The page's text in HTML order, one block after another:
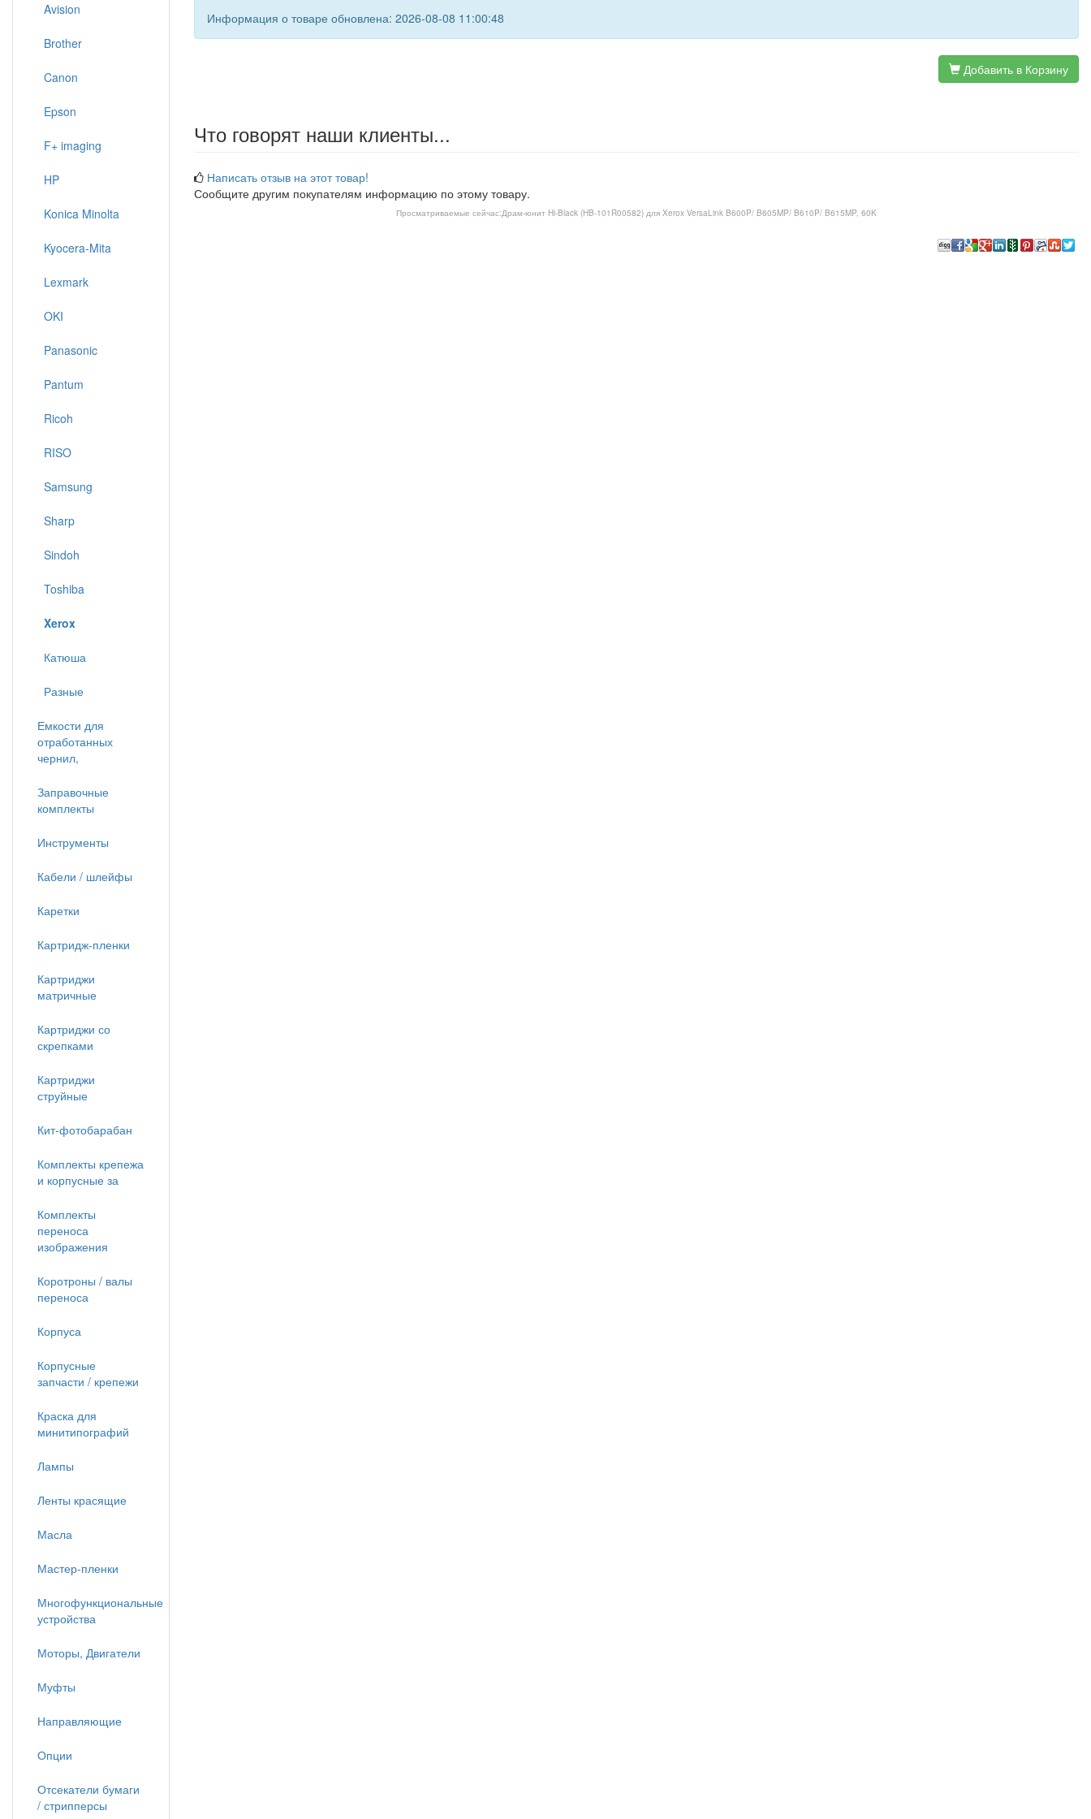
Информация о товаре обновлена: 2026-08-08 11:00:48
Добавить в Корзину
Что говорят наши клиенты...
Написать отзыв на этот товар!
Сообщите другим покупателям информацию по этому товару.
Просматриваемые сейчас:Драм-юнит Hi-Black (HB-101R00582) для Xerox VersaLink B600P/ B605MP/ B610P/ B615MP, 60K
Avision
Brother
Canon
Epson
F+ imaging
HP
Konica Minolta
Kyocera-Mita
Lexmark
OKI
Panasonic
Pantum
Ricoh
RISO
Samsung
Sharp
Sindoh
Toshiba
Xerox
Катюша
Разные
Емкости для
отработанных
чернил,
Заправочные
комплекты
Инструменты
Кабели / шлейфы
Каретки
Картридж-пленки
Картриджи
матричные
Картриджи со
скрепками
Картриджи
струйные
Кит-фотобарабан
Комплекты крепежа
и корпусные за
Комплекты
переноса
изображения
Коротроны / валы
переноса
Корпуса
Корпусные
запчасти / крепежи
Краска для
минитипографий
Лампы
Ленты красящие
Масла
Мастер-пленки
Многофункциональные
устройства
Моторы, Двигатели
Муфты
Направляющие
Опции
Отсекатели бумаги
/ стрипперсы